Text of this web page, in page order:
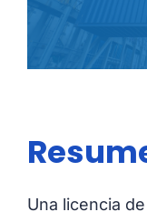
Una licencia